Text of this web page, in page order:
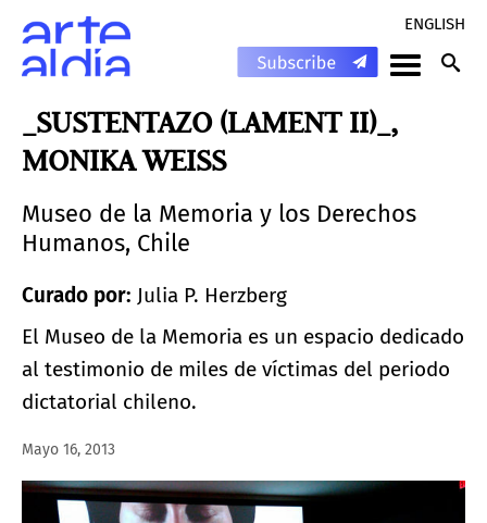
ENGLISH
_SUSTENTAZO (LAMENT II)_,
MONIKA WEISS
Museo de la Memoria y los Derechos
Humanos, Chile
Curado por: Julia P. Herzberg
El Museo de la Memoria es un espacio dedicado
al testimonio de miles de víctimas del periodo
dictatorial chileno.
Mayo 16, 2013